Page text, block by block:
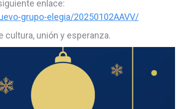
enlace:
grupo-elegia/20250102AAVV/
cultura, unión y esperanza.